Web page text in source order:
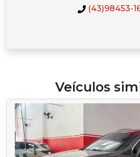
(43)98453-
Veículos